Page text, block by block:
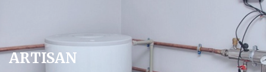
ARTISAN